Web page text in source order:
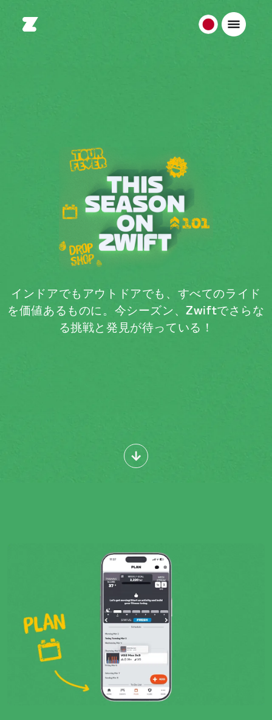
日
インドアでもアウトドアでも、すべてのライド
を価値あるものに。今シーズン、Zwiftでさらな
る挑戦と発見が待っている！